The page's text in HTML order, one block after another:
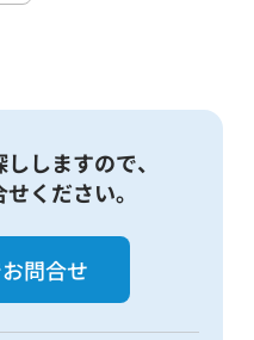
しますので、
ください。
問合せ